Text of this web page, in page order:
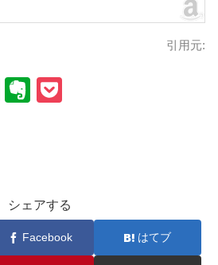
引用元:
Li
E
e
シェアする
Facebook はてブ